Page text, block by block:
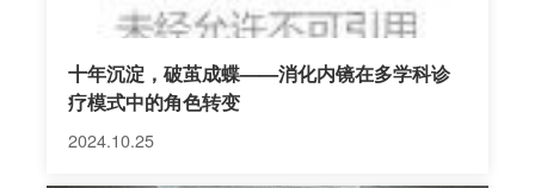
国开展内镜诊治项目较为齐全的机构之一，诊疗水平
发达地区先进医院的...
十年沉淀，破茧成蝶——消化内镜在多学科诊
疗模式中的角色转变
2024.10.25